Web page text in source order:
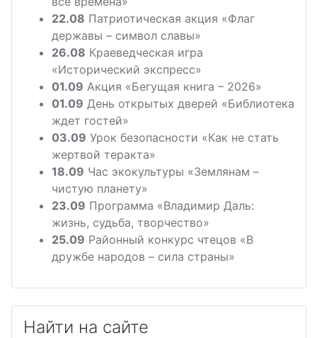
22.08 Патриотическая акция «Флаг
державы – символ славы»
26.08 Краеведческая игра
«Исторический экспресс»
01.09 Акция «Бегущая книга – 2026»
01.09 День открытых дверей «Библиотека
ждет гостей»
03.09 Урок безопасности «Как не стать
жертвой теракта»
18.09 Час экокультуры «Землянам –
чистую планету»
23.09 Программа «Владимир Даль:
жизнь, судьба, творчество»
25.09 Районный конкурс чтецов «В
дружбе народов – сила страны»
Найти на сайте